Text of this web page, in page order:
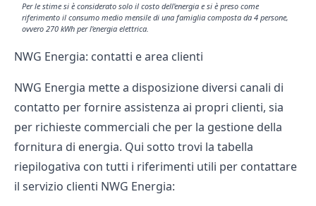
Per le stime si è considerato solo il costo dell'energia e si è preso come
riferimento il consumo medio mensile di una famiglia composta da 4 persone,
ovvero 270 kWh per l'energia elettrica.
NWG Energia: contatti e area clienti
NWG Energia mette a disposizione diversi canali di
contatto per fornire assistenza ai propri clienti, sia
per richieste commerciali che per la gestione della
fornitura di energia. Qui sotto trovi la tabella
riepilogativa con tutti i riferimenti utili per contattare
il servizio clienti NWG Energia: